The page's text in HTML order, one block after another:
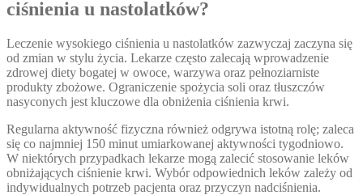
ciśnienia u nastolatków?
Leczenie wysokiego ciśnienia u nastolatków zazwyczaj zaczyna się
od zmian w stylu życia. Lekarze często zalecają wprowadzenie
zdrowej diety bogatej w owoce, warzywa oraz pełnoziarniste
produkty zbożowe. Ograniczenie spożycia soli oraz tłuszczów
nasyconych jest kluczowe dla obniżenia ciśnienia krwi.
Regularna aktywność fizyczna również odgrywa istotną rolę; zaleca
się co najmniej 150 minut umiarkowanej aktywności tygodniowo.
W niektórych przypadkach lekarze mogą zalecić stosowanie leków
obniżających ciśnienie krwi. Wybór odpowiednich leków zależy od
indywidualnych potrzeb pacjenta oraz przyczyn nadciśnienia.